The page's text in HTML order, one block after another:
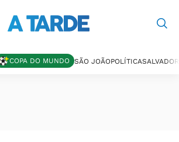
COPA DO MUNDO SÃO JOÃOPOLÍTICASALVADOR